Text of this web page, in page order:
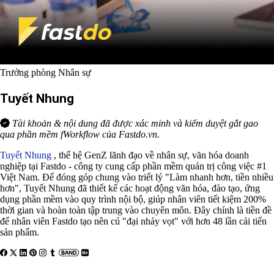
Trưởng phòng Nhân sự
Tuyết Nhung
Tài khoản & nội dung đã được xác minh và kiểm duyệt gắt gao
qua phần mềm fWorkflow của Fastdo.vn.
Tuyết Nhung , thế hệ GenZ lãnh đạo về nhân sự, văn hóa doanh
nghiệp tại Fastdo - công ty cung cấp phần mềm quản trị công việc #1
Việt Nam. Để đóng góp chung vào triết lý "Làm nhanh hơn, tiền nhiều
hơn", Tuyết Nhung đã thiết kế các hoạt động văn hóa, đào tạo, ứng
dụng phần mềm vào quy trình nội bộ, giúp nhân viên tiết kiệm 200%
thời gian và hoàn toàn tập trung vào chuyên môn. Đây chính là tiền đề
để nhân viên Fastdo tạo nên cú "đại nhảy vọt" với hơn 48 lần cải tiến
sản phẩm.